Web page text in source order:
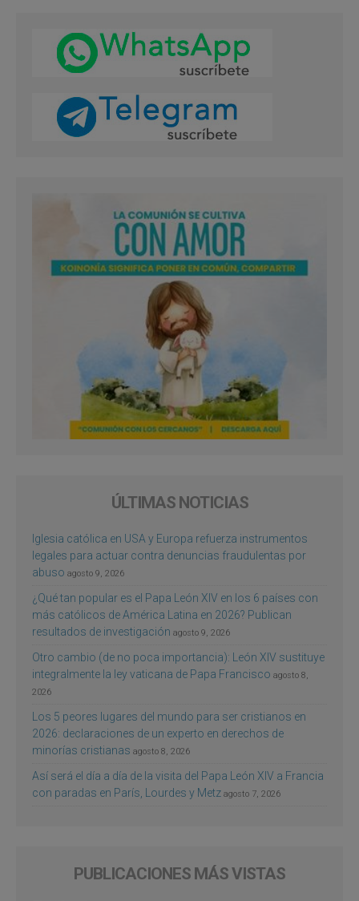
ÚLTIMAS NOTICIAS
Iglesia católica en USA y Europa refuerza instrumentos
legales para actuar contra denuncias fraudulentas por
abuso agosto 9, 2026
¿Qué tan popular es el Papa León XIV en los 6 países con
más católicos de América Latina en 2026? Publican
resultados de investigación agosto 9, 2026
Otro cambio (de no poca importancia): León XIV sustituye
integralmente la ley vaticana de Papa Francisco agosto 8,
2026
Los 5 peores lugares del mundo para ser cristianos en
2026: declaraciones de un experto en derechos de
minorías cristianas agosto 8, 2026
Así será el día a día de la visita del Papa León XIV a Francia
con paradas en París, Lourdes y Metz agosto 7, 2026
PUBLICACIONES MÁS VISTAS